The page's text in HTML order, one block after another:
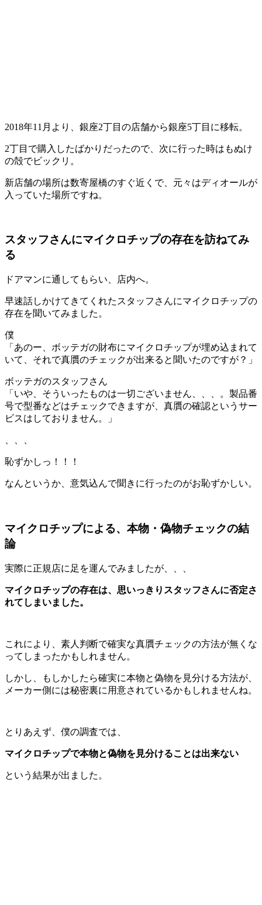
2018年11月より、銀座2丁目の店舗から銀座5丁目に移転。
2丁目で購入したばかりだったので、次に行った時はもぬけ
の殻でビックリ。
新店舗の場所は数寄屋橋のすぐ近くで、元々はディオールが
入っていた場所ですね。
スタッフさんにマイクロチップの存在を訪ねてみ
る
ドアマンに通してもらい、店内へ。
早速話しかけてきてくれたスタッフさんにマイクロチップの
存在を聞いてみました。
僕
「あのー、ボッテガの財布にマイクロチップが埋め込まれて
いて、それで真贋のチェックが出来ると聞いたのですが？」
ボッテガのスタッフさん
「いや、そういったものは一切ございません、、、。製品番
号で型番などはチェックできますが、真贋の確認というサー
ビスはしておりません。」
恥ずかしっ！！！
なんというか、意気込んで聞きに行ったのがお恥ずかしい。
マイクロチップによる、本物・偽物チェックの結
論
実際に正規店に足を運んでみましたが、、、
マイクロチップの存在は、思いっきりスタッフさんに否定さ
れてしまいました。
これにより、素人判断で確実な真贋チェックの方法が無くな
ってしまったかもしれません。
しかし、もしかしたら確実に本物と偽物を見分ける方法が、
メーカー側には秘密裏に用意されているかもしれませんね。
とりあえず、僕の調査では、
マイクロチップで本物と偽物を見分けることは出来ない
という結果が出ました。